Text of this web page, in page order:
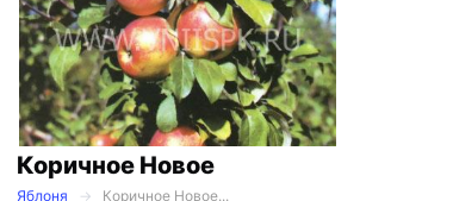
Коричное Новое
Яблоня
Коричное Новое...